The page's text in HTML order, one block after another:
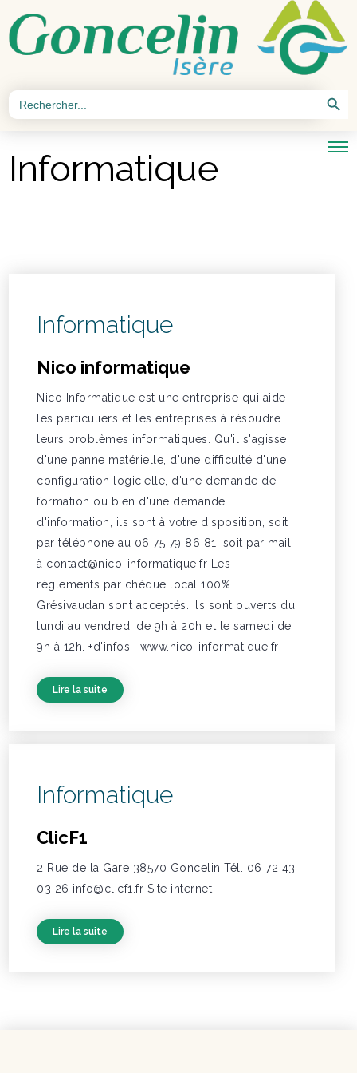
Search
for:
Search Button
Informatique
Informatique
Nico informatique
Nico Informatique est une entreprise qui aide
les particuliers et les entreprises à résoudre
leurs problèmes informatiques. Qu'il s'agisse
d'une panne matérielle, d'une difficulté d'une
configuration logicielle, d'une demande de
formation ou bien d'une demande
d'information, ils sont à votre disposition, soit
par téléphone au 06 75 79 86 81, soit par mail
à contact@nico-informatique.fr Les
règlements par chèque local 100%
Grésivaudan sont acceptés. Ils sont ouverts du
lundi au vendredi de 9h à 20h et le samedi de
9h à 12h. +d'infos : www.nico-informatique.fr
Lire la suite
Informatique
ClicF1
2 Rue de la Gare 38570 Goncelin Tél. 06 72 43
03 26 info@clicf1.fr Site internet
Lire la suite